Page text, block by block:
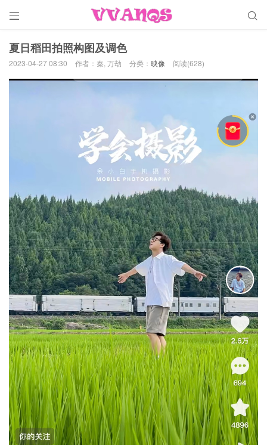
 
夏日稻田拍照构图及调色
2023-04-27 08:30 作者：秦, 万劫 分类： 映像 阅读(628)